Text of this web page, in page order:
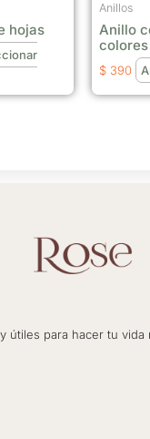
hojas
Anillos
Anillo
colores
$ 390
útiles para hacer tu vida